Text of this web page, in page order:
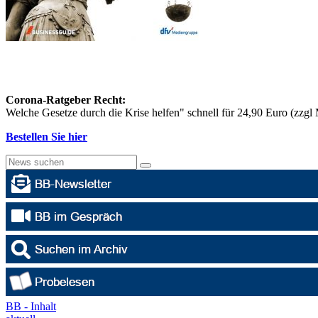
Corona-Ratgeber Recht:
Welche Gesetze durch die Krise helfen" schnell für 24,90 Euro (zzgl
Bestellen Sie hier
BB - Inhalt